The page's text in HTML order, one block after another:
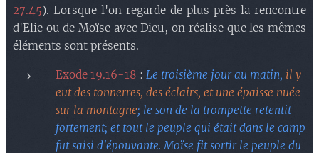
27.45). Lorsque l'on regarde de plus près la rencontre
d'Elie ou de Moïse avec Dieu, on réalise que les mêmes
éléments sont présents.
Exode 19.16-18 : Le troisième jour au matin, il y
eut des tonnerres, des éclairs, et une épaisse nuée
sur la montagne; le son de la trompette retentit
fortement; et tout le peuple qui était dans le camp
fut saisi d'épouvante. Moïse fit sortir le peuple du